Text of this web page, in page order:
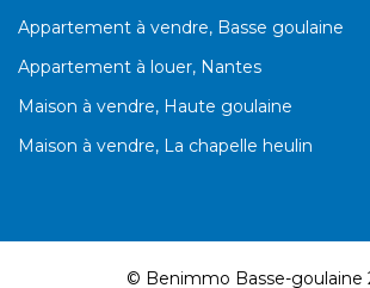
Appartement à vendre, Basse goulaine
Appartement à louer, Nantes
Maison à vendre, Haute goulaine
Maison à vendre, La chapelle heulin
© Benimmo Basse-goulaine